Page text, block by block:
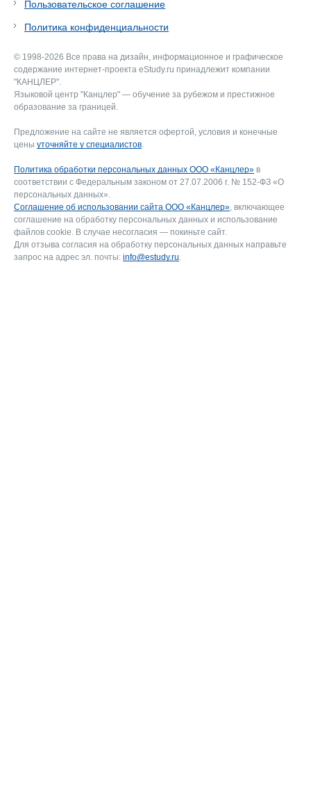
Пользовательское соглашение
Политика конфиденциальности
© 1998-2026 Все права на дизайн, информационное и графическое
содержание интернет-проекта eStudy.ru принадлежит компании
"КАНЦЛЕР".
Языковой центр "Канцлер" — обучение за рубежом и престижное
образование за границей.
Предложение на сайте не является офертой, условия и конечные
цены уточняйте у специалистов.
Политика обработки персональных данных ООО «Канцлер» в
соответствии с Федеральным законом от 27.07.2006 г. № 152-ФЗ «О
персональных данных».
Соглашение об использовании сайта ООО «Канцлер», включающее
соглашение на обработку персональных данных и использование
файлов cookie. В случае несогласия — покиньте сайт.
Для отзыва согласия на обработку персональных данных направьте
запрос на адрес эл. почты: info@estudy.ru.